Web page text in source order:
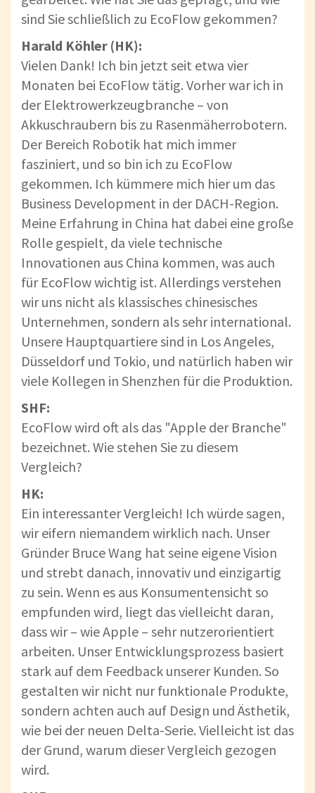
sind Sie schließlich zu EcoFlow gekommen?
Harald Köhler (HK):
Vielen Dank! Ich bin jetzt seit etwa vier
Monaten bei EcoFlow tätig. Vorher war ich in
der Elektrowerkzeugbranche – von
Akkuschraubern bis zu Rasenmäherrobotern.
Der Bereich Robotik hat mich immer
fasziniert, und so bin ich zu EcoFlow
gekommen. Ich kümmere mich hier um das
Business Development in der DACH-Region.
Meine Erfahrung in China hat dabei eine große
Rolle gespielt, da viele technische
Innovationen aus China kommen, was auch
für EcoFlow wichtig ist. Allerdings verstehen
wir uns nicht als klassisches chinesisches
Unternehmen, sondern als sehr international.
Unsere Hauptquartiere sind in Los Angeles,
Düsseldorf und Tokio, und natürlich haben wir
viele Kollegen in Shenzhen für die Produktion.
SHF:
EcoFlow wird oft als das "Apple der Branche"
bezeichnet. Wie stehen Sie zu diesem
Vergleich?
HK:
Ein interessanter Vergleich! Ich würde sagen,
wir eifern niemandem wirklich nach. Unser
Gründer Bruce Wang hat seine eigene Vision
und strebt danach, innovativ und einzigartig
zu sein. Wenn es aus Konsumentensicht so
empfunden wird, liegt das vielleicht daran,
dass wir – wie Apple – sehr nutzerorientiert
arbeiten. Unser Entwicklungsprozess basiert
stark auf dem Feedback unserer Kunden. So
gestalten wir nicht nur funktionale Produkte,
sondern achten auch auf Design und Ästhetik,
wie bei der neuen Delta-Serie. Vielleicht ist das
der Grund, warum dieser Vergleich gezogen
wird.